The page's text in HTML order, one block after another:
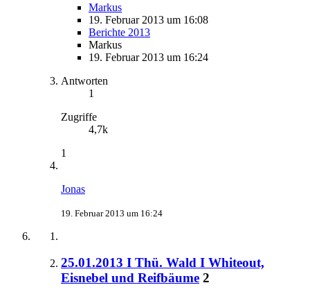
Markus
19. Februar 2013 um 16:08
Berichte 2013
Markus
19. Februar 2013 um 16:24
Antworten
1
Zugriffe
4,7k
1
Jonas
19. Februar 2013 um 16:24
25.01.2013 I Thü. Wald I Whiteout,
Eisnebel und Reifbäume 2